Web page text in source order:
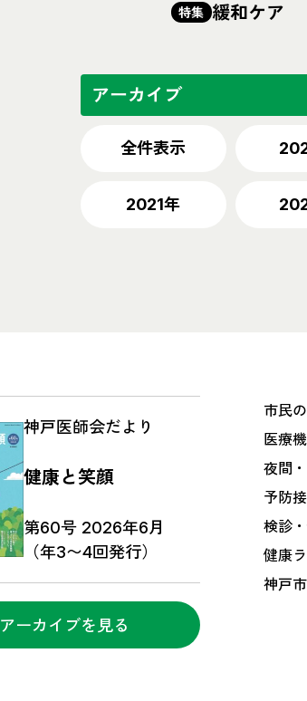
特集 緩和ケア
アーカイブ
全件表示
2021年
神戸医師会だより
健康と笑顔
第60号 2026年6月
（年3〜4回発行）
アーカイブを見る
市民
医療
夜間
予防
検診
健康
神戸